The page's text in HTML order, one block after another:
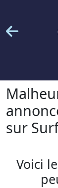
sur
Voici